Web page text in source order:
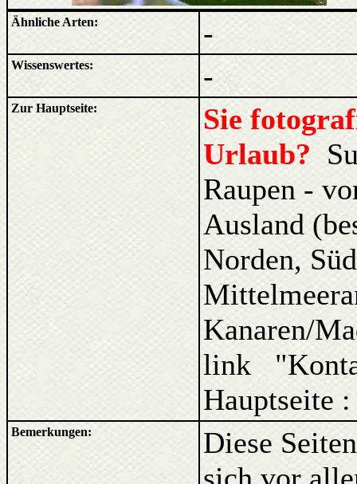
Ähnliche Arten: -
Wissenswertes: -
Zur Hauptseite:
Sie
Urlaub?
Raupen -
Ausland
Norden,
Kanaren/
link
Hauptseite
Bemerkungen:
Diese